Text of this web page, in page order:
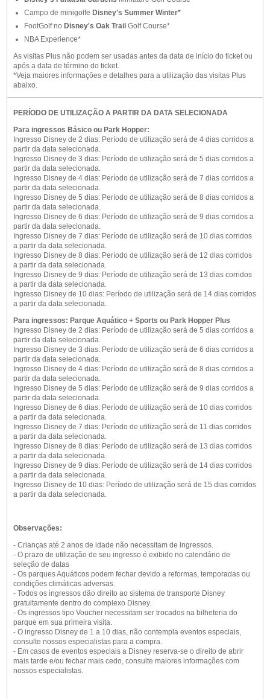
Campo de minigolfeDisney's Summer Winter*
FootGolf noDisney's Oak TrailGolf Course*
NBA Experience*
As visitas Plus não podem ser usadas antes da data de início do ticket ou
após a data de término do ticket.
*Veja maiores informações e detalhes para a utilização das visitas Plus
abaixo.
PERÍODO DE UTILIZAÇÃO A PARTIR DA DATA SELECIONADA
Para ingressos Básico ou Park Hopper:
Ingresso Disney de 2 dias: Período de utilização será de 4 dias corridos a
partir da data selecionada.
Ingresso Disney de 3 dias: Período de utilização será de 5 dias corridos a
partir da data selecionada.
Ingresso Disney de 4 dias: Período de utilização será de 7 dias corridos a
partir da data selecionada.
Ingresso Disney de 5 dias: Período de utilização será de 8 dias corridos a
partir da data selecionada.
Ingresso Disney de 6 dias: Período de utilização será de 9 dias corridos a
partir da data selecionada.
Ingresso Disney de 7 dias: Período de utilização será de 10 dias corridos
a partir da data selecionada.
Ingresso Disney de 8 dias: Período de utilização será de 12 dias corridos
a partir da data selecionada.
Ingresso Disney de 9 dias: Período de utilização será de 13 dias corridos
a partir da data selecionada.
Ingresso Disney de 10 dias: Período de utilização será de 14 dias corridos
a partir da data selecionada.
Para ingressos: Parque Aquático + Sports ou Park Hopper Plus
Ingresso Disney de 2 dias: Período de utilização será de 5 dias corridos a
partir da data selecionada.
Ingresso Disney de 3 dias: Período de utilização será de 6 dias corridos a
partir da data selecionada.
Ingresso Disney de 4 dias: Período de utilização será de 8 dias corridos a
partir da data selecionada.
Ingresso Disney de 5 dias: Período de utilização será de 9 dias corridos a
partir da data selecionada.
Ingresso Disney de 6 dias: Período de utilização será de 10 dias corridos
a partir da data selecionada.
Ingresso Disney de 7 dias: Período de utilização será de 11 dias corridos
a partir da data selecionada.
Ingresso Disney de 8 dias: Período de utilização será de 13 dias corridos
a partir da data selecionada.
Ingresso Disney de 9 dias: Período de utilização será de 14 dias corridos
a partir da data selecionada.
Ingresso Disney de 10 dias: Período de utilização será de 15 dias corridos
a partir da data selecionada.
Observações:
- Crianças até 2 anos de idade não necessitam de ingressos.
- O prazo de utilização de seu ingresso é exibido no calendário de
seleção de datas
- Os parques Aquáticos podem fechar devido a reformas, temporadas ou
condições climáticas adversas.
- Todos os ingressos dão direito ao sistema de transporte Disney
gratuitamente dentro do complexo Disney.
- Os ingressos tipo Voucher necessitam ser trocados na bilheteria do
parque em sua primeira visita.
- O ingresso Disney de 1 a 10 dias, não contempla eventos especiais,
consulte nossos especialistas para a compra.
- Em casos de eventos especiais a Disney reserva-se o direito de abrir
mais tarde e/ou fechar mais cedo, consulte maiores informações com
nossos especialistas.